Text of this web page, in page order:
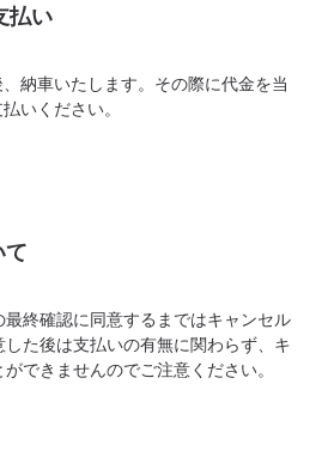
払い
納車いたします。その際に代金を当
いください。
て
終確認に同意するまではキャンセル
た後は支払いの有無に関わらず、キ
できませんのでご注意ください。